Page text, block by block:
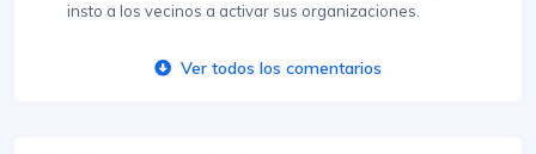
insto a los vecinos a activar sus organizaciones.
Ver todos los comentarios